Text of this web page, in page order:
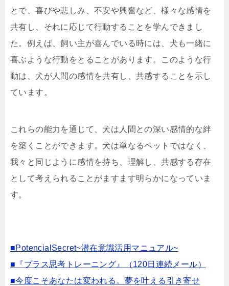
とで、喜びや悲しみ、不安や興奮など、様々な感情を
共有し、それに応じて行動することを学んできまし
た。例えば、飼い主が喜んでいる時には、犬も一緒に
喜ぶような行動をとることがあります。このような行
動は、犬が人間の感情を共有し、共感することを示し
ています。
これらの能力を通じて、犬は人間との深い感情的な絆
を築くことができます。犬は単なるペットではなく、
我々と同じように感情を持ち、理解し、共感する存在
として考えられることがますます明らかになっていま
す。
■PotencialSecret~潜在意識活用マニュアル~
■『プラス思考トレーニング』（120日連続メール）
■今度こそあなたは変われる。夢を叶える引き寄せ